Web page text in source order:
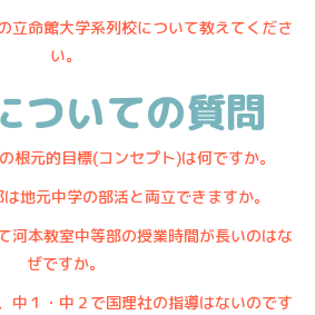
立命館大学系列校について教えてくださ
い。
ついての質問
根元的目標(コンセプト)は何ですか。
地元中学の部活と両立できますか。
河本教室中等部の授業時間が長いのはな
ぜですか。
中１・中２で国理社の指導はないのです